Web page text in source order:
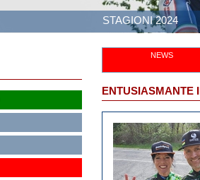
STAGIONI 2024
NEWS
ENTUSIASMANTE